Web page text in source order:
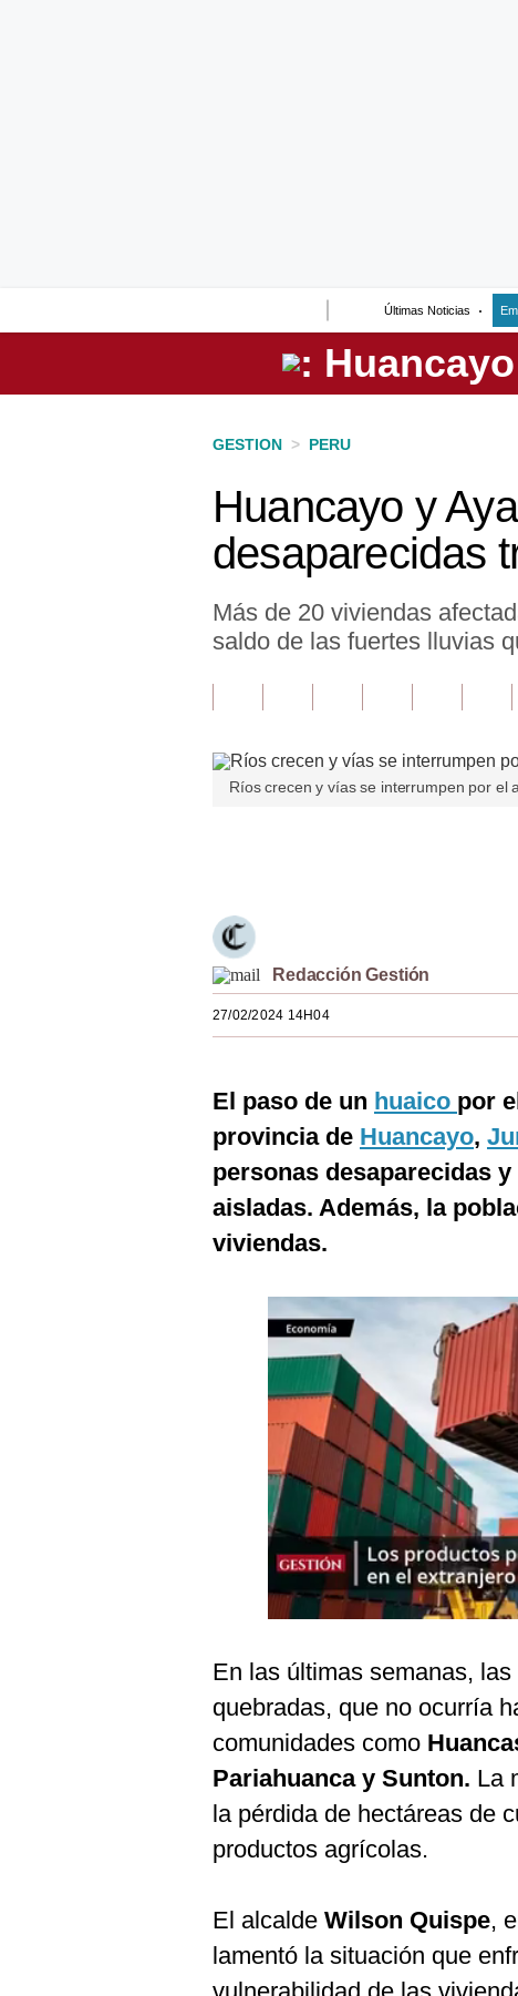
Últimas Noticias
Perú
GESTION > PERU
Huancayo y
desaparecidas
Más de 20 viviendas
saldo de las fuertes lluvias
Ríos crecen y vías se interrumpen por el
Redacción Gestión
27/02/2024 14H04
El paso de un huaico por
provincia de Huancayo,
personas desaparecidas
aisladas. Además, la
viviendas.
En las últimas semanas,
quebradas, que no ocurría
comunidades como
Pariahuanca y Sunton. La
la pérdida de hectáreas de
productos agrícolas.
El alcalde Wilson Quispe,
lamentó la situación que